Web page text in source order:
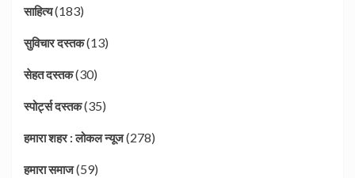
साहित्य(183)
सुविचार दस्तक(13)
सेहत दस्तक(30)
स्पोर्ट्स दस्तक(35)
हमारा शहर : लोकल न्यूज(278)
हमारा समाज(59)